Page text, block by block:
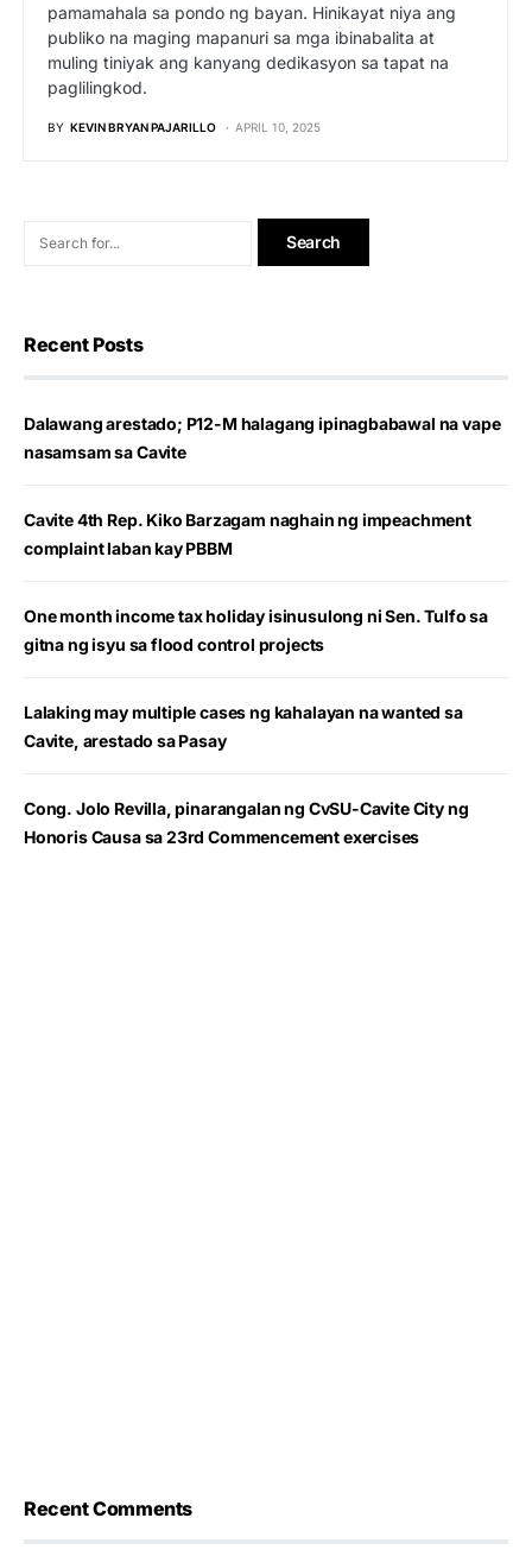
pamamahala sa pondo ng bayan. Hinikayat niya ang
publiko na maging mapanuri sa mga ibinabalita at
muling tiniyak ang kanyang dedikasyon sa tapat na
paglilingkod.
BY KEVIN BRYAN PAJARILLO APRIL 10, 2025
Recent Posts
Dalawang arestado; P12-M halagang ipinagbabawal na vape
nasamsam sa Cavite
Cavite 4th Rep. Kiko Barzagam naghain ng impeachment
complaint laban kay PBBM
One month income tax holiday isinusulong ni Sen. Tulfo sa
gitna ng isyu sa flood control projects
Lalaking may multiple cases ng kahalayan na wanted sa
Cavite, arestado sa Pasay
Cong. Jolo Revilla, pinarangalan ng CvSU-Cavite City ng
Honoris Causa sa 23rd Commencement exercises
Recent Comments